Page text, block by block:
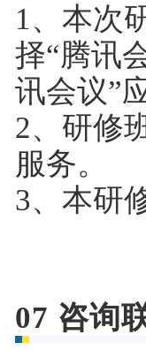
1、本次
择“腾讯
讯会议”
2、研修
服务。
3、本研
07 咨询